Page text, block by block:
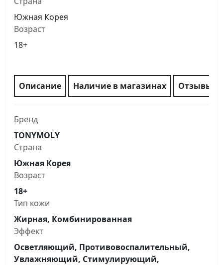
Южная Корея
Возраст
18+
Описание Наличие в магазинах Отзывы
Бренд
TONYMOLY
Страна
Южная Корея
Возраст
18+
Тип кожи
Жирная, Комбинированная
Эффект
Осветляющий, Противовоспалительный,
Увлажняющий, Стимулирующий,